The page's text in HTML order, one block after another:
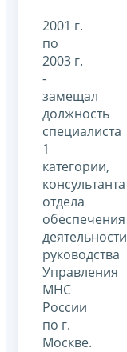
2001 г.
по
2003 г.
-
замещал
должность
специалиста
1
категории,
консультанта
отдела
обеспечения
деятельности
руководства
Управления
МНС
России
по г.
Москве.